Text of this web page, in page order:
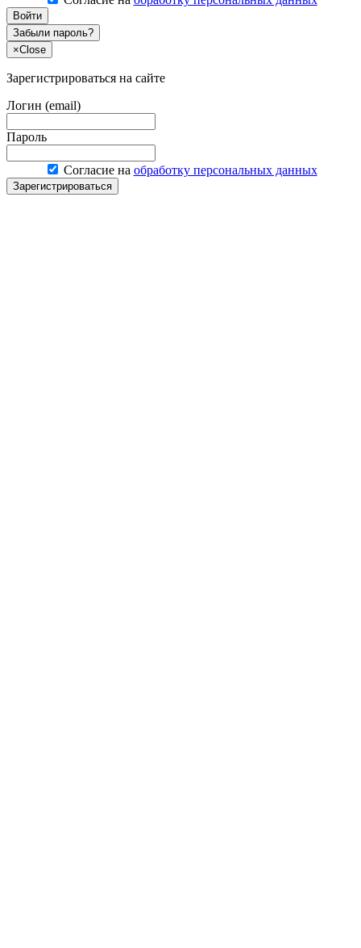
Войти
Забыли пароль?
×Close
Зарегистрироваться на сайте
Логин (email)
Пароль
Согласие на обработку персональных данных
Зарегистрироваться